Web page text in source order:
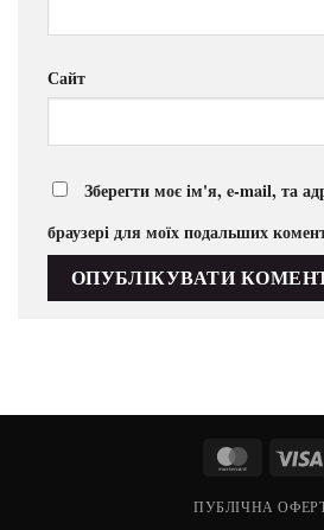
Сайт
Зберегти моє ім'я, e-mail, та
браузері для моїх подальших
MasterCard
ПУБЛІЧНА